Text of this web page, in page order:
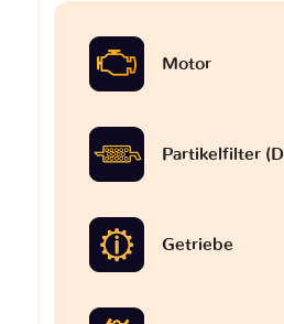
Motor
Partikelfilter
Getriebe